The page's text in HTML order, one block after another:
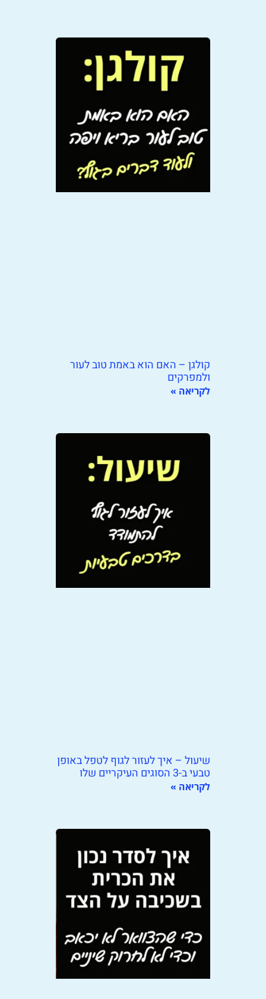
קולגן – האם הוא באמת טוב לעור
שיעול – איך לעזור לגוף לטפל באופן